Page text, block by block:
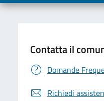
Contatta il
Domande
Richiedi